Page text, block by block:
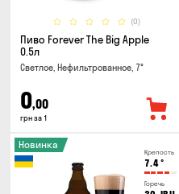
(0)
Пиво Forever The Big Apple
0.5л
Светлое, Нефильтрованное, 7°
0,00
грн за 1
Крепость
7.4°
Горечь
Новинка